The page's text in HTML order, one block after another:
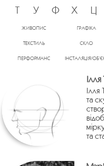
Т
У Ф Х Ц
ЖИВОПИС ГРАФІКА
ТЕКСТИЛЬ СКЛО
ПЕРФОРМАНС ІНСТАЛЯЦІЯ/
Ілля
та
та